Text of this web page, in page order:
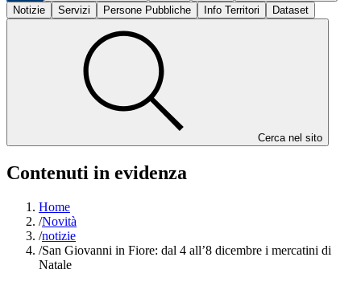
Notizie
Servizi Persone Pubbliche Info Territori Dataset
Cerca nel sito
Contenuti in evidenza
Home
/Novità
/notizie
/San Giovanni in Fiore: dal 4 all’8 dicembre i mercatini di
Natale